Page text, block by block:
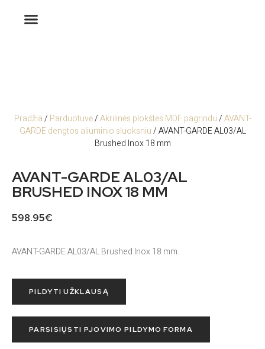
Pradžia/ Parduotuvė/Akrilinės plokštės MDF pagrindu/AVANT-
GARDE dengtos aliuminio sluoksniu/ AVANT-GARDE AL03/AL
Brushed Inox 18 mm
AVANT-GARDE AL03/AL
BRUSHED INOX 18 MM
598.95€
AVANT-GARDE AL03/AL Brushed Inox 18 mm.
PILDYTI UŽKLAUSĄ
PARSISIŲSTI PJOVIMO PILDYMO FORMA